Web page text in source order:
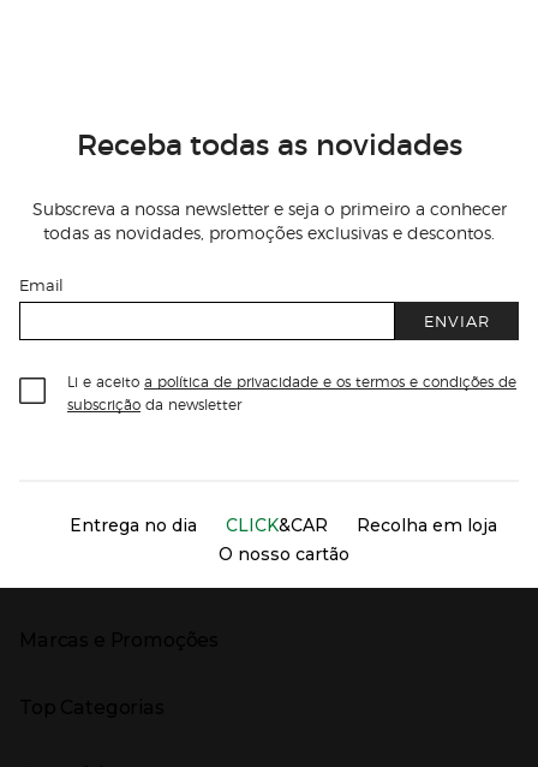
Receba todas as novidades
Subscreva a nossa newsletter e seja o primeiro a conhecer
todas as novidades, promoções exclusivas e descontos.
Email
ENVIAR
Li e aceito a política de privacidade e os termos e condições de
subscrição da newsletter
Entrega no dia CLICK&CAR
Recolha em loja
O nosso cartão